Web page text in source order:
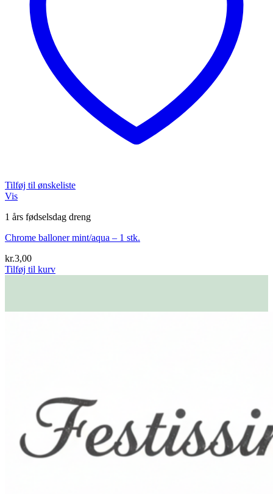
Tilføj til ønskeliste
Vis
1 års fødselsdag dreng
Chrome balloner mint/aqua – 1 stk.
kr.3,00
Tilføj til kurv